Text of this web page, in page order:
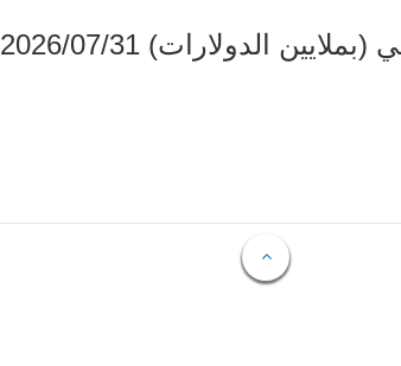
الدولارات) 2026/07/31